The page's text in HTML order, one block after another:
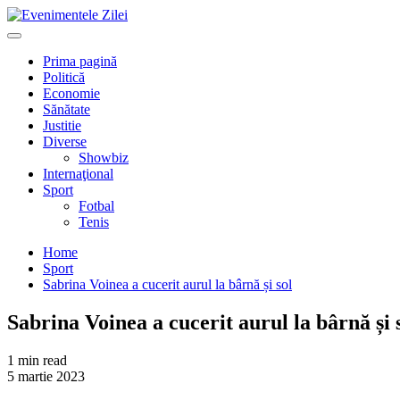
Mergi
la
Primary
Prima pagină
Politică
Economie
Sănătate
Justitie
Diverse
Showbiz
Internaţional
Sport
Fotbal
Tenis
Home
Sport
Sabrina Voinea a cucerit aurul la bârnă și sol
Sabrina Voinea a cucerit aurul la bârnă și
1 min read
5 martie 2023